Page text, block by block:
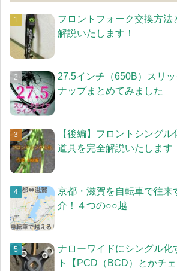
フロントフォーク交換方法
解説いたします！
27.5インチ（650B）スリ
ナップまとめてみました
【後編】フロントシング
道具を完全解説いたします
京都・滋賀を自転車で往来
介！４つの○○越
ナローワイドにシングル化
ト【PCD（BCD）とかチ